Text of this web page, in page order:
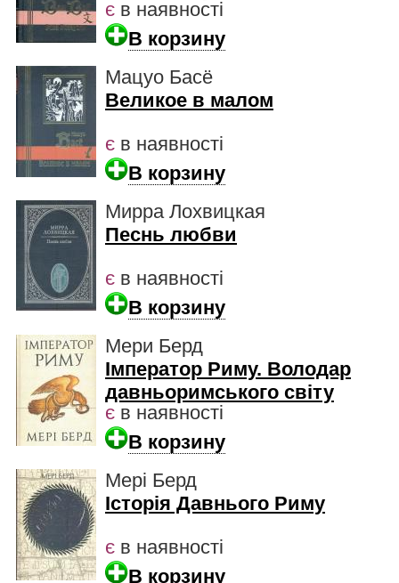
є в наявності
В корзину
Мацуо Басё
Великое в малом
є в наявності
В корзину
Мирра Лохвицкая
Песнь любви
є в наявності
В корзину
Мери Берд
Імператор Риму. Володар
давньоримського світу
є в наявності
В корзину
Мері Берд
Історія Давнього Риму
є в наявності
В корзину